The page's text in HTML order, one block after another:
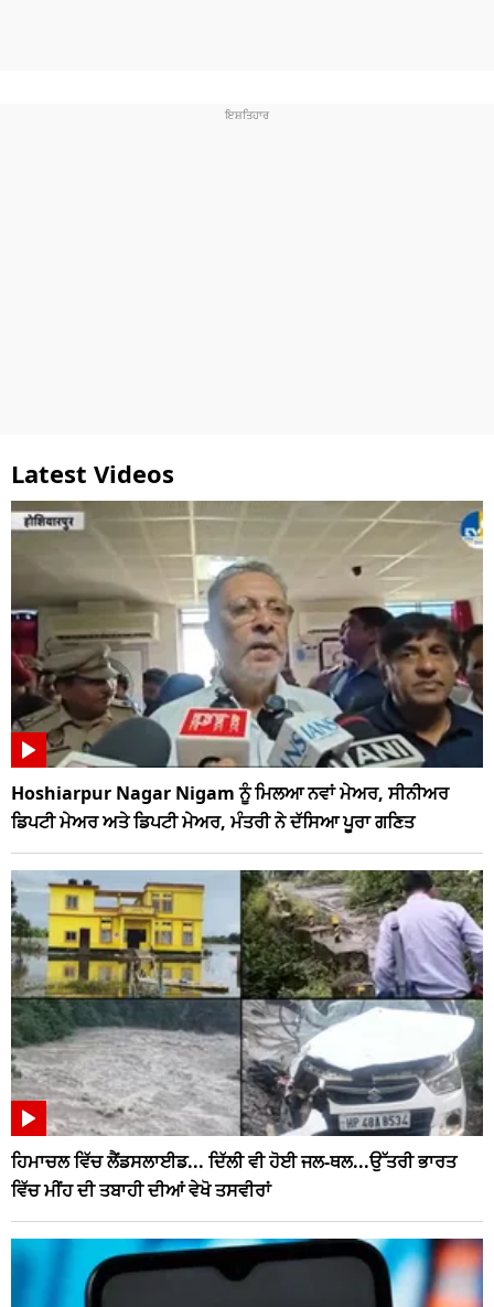
Latest Videos
Hoshiarpur Nagar Nigam ਨੂੰ ਮਿਲਆ ਨਵਾਂ ਮੇਅਰ, ਸੀਨੀਅਰ
ਡਿਪਟੀ ਮੇਅਰ ਅਤੇ ਡਿਪਟੀ ਮੇਅਰ, ਮੰਤਰੀ ਨੇ ਦੱਸਿਆ ਪੂਰਾ ਗਣਿਤ
ਹਿਮਾਚਲ ਵਿੱਚ ਲੈਂਡਸਲਾਈਡ... ਦਿੱਲੀ ਵੀ ਹੋਈ ਜਲ-ਥਲ...ਉੱਤਰੀ ਭਾਰਤ
ਵਿੱਚ ਮੀਂਹ ਦੀ ਤਬਾਹੀ ਦੀਆਂ ਵੇਖੋ ਤਸਵੀਰਾਂ